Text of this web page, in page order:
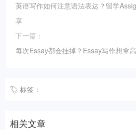
英语写作如何注意语法表达？留学
享
下一篇：
每次Essay都会挂掉？Essay写作想拿
标签：
相关文章